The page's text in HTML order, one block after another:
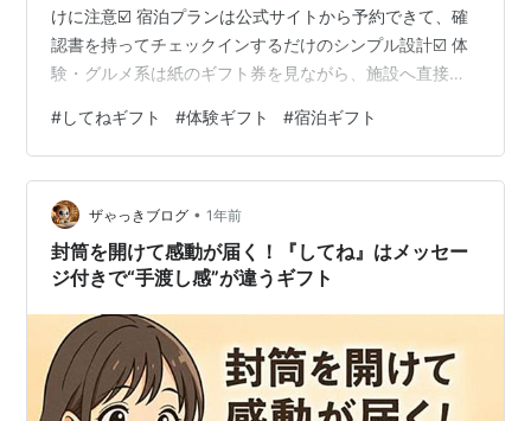
けに注意☑️ 宿泊プランは公式サイトから予約できて、確
認書を持ってチェックインするだけのシンプル設計☑️ 体
験・グルメ系は紙のギフト券を見ながら、施設へ直接電
いを理解しておくと、相手にとって使いやすいプレゼン
トになります 【広告】今すぐ公式サイトをチェックする
JTBデジタルギフト「してね」 ■『してね』はWeb予約
だけじゃない！宿泊と体験で予約方法が違うので要注意
『してね』のギフトって、どれもネットでサクッと予約
できると思われがちです…
#してねギフト #体験ギフト #宿泊ギフト
ザゃっきブログ • 1年前
封筒を開けて感動が届く！『してね』はメッセー
ジ付きで“手渡し感”が違うギフト